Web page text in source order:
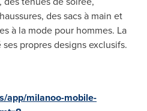
des sacs à main et
à la mode pour hommes. La
propres designs exclusifs.
app/milanoo-mobile-